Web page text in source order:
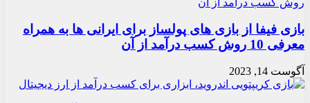
بازی فیفا از بازی های پولساز برای ایرانی ها به همراه
معرفی 10 روش کسب درآمد از آن
آگوست 14, 2023